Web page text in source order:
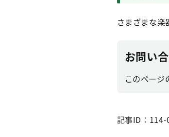
さまざまな楽
お問い
このページ
記事ID：